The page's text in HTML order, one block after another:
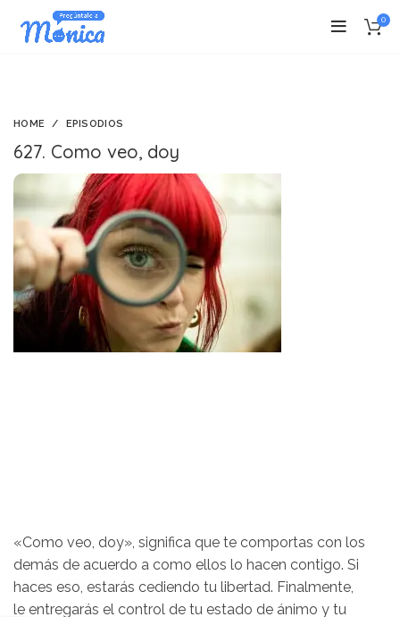
0
HOME EPISODIOS
627. Como veo, doy
«Como veo, doy», significa que te comportas con los
demás de acuerdo a como ellos lo hacen contigo. Si
haces eso, estarás cediendo tu libertad. Finalmente,
le entregarás el control de tu estado de ánimo y tu